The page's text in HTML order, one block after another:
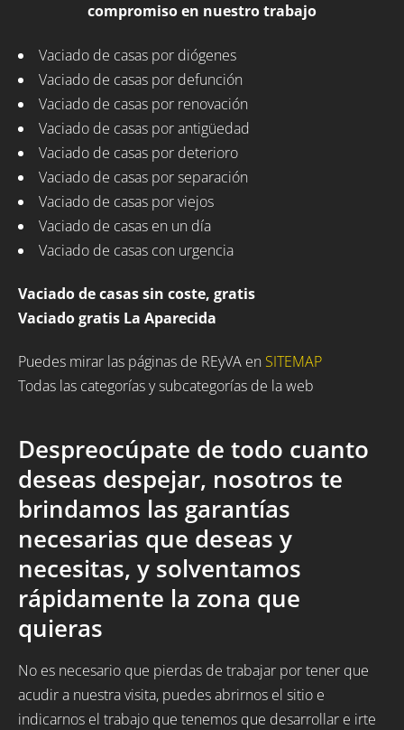
compromiso en nuestro trabajo
Vaciado de casas por diógenes
Vaciado de casas por defunción
Vaciado de casas por renovación
Vaciado de casas por antigüedad
Vaciado de casas por deterioro
Vaciado de casas por separación
Vaciado de casas por viejos
Vaciado de casas en un día
Vaciado de casas con urgencia
Vaciado de casas sin coste, gratis
Vaciado gratis La Aparecida
Puedes mirar las páginas de REyVA en SITEMAP
Todas las categorías y subcategorías de la web
Despreocúpate de todo cuanto
deseas despejar, nosotros te
brindamos las garantías
necesarias que deseas y
necesitas, y solventamos
rápidamente la zona que
quieras
No es necesario que pierdas de trabajar por tener que
acudir a nuestra visita, puedes abrirnos el sitio e
indicarnos el trabajo que tenemos que desarrollar e irte